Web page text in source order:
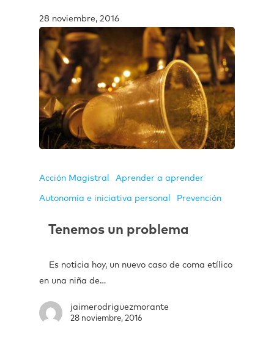
28 noviembre, 2016
Acción Magistral Aprender a aprender
Autonomía e iniciativa personal Prevención
Tenemos un problema
Es noticia hoy, un nuevo caso de coma etílico
en una niña de…
jaimerodriguezmorante
28 noviembre, 2016